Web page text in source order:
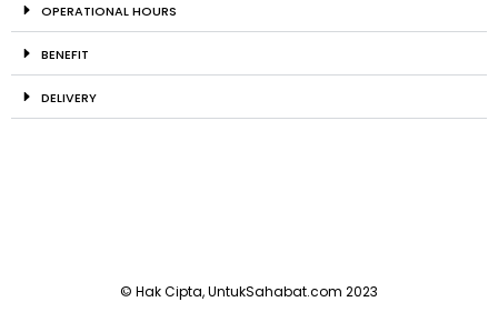
OPERATIONAL HOURS
BENEFIT
DELIVERY
© Hak Cipta, UntukSahabat.com 2023